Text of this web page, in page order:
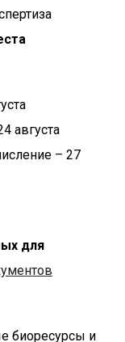
августа
– 27
для
биоресурсы и